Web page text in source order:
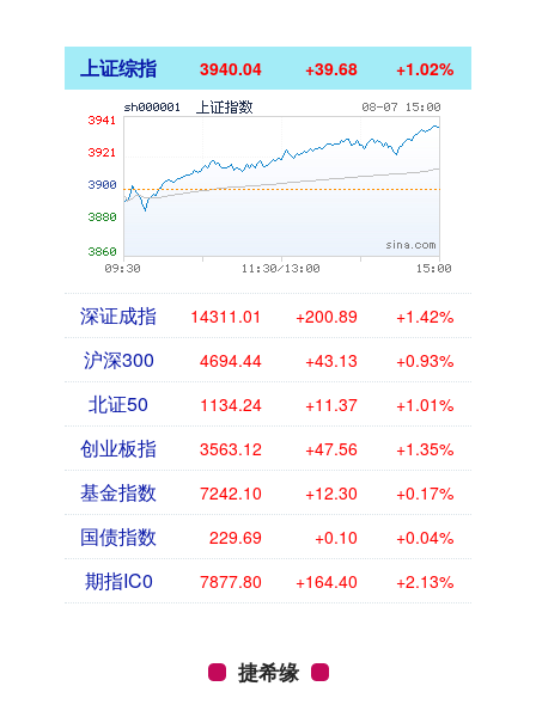
上证综指 3940.04 +39.68 +1.02%
深证成指 14311.01 +200.89 +1.42%
沪深300 4694.44 +43.13 +0.93%
北证50 1134.24 +11.37 +1.01%
创业板指 3563.12 +47.56 +1.35%
基金指数 7242.10 +12.30 +0.17%
国债指数 229.69 +0.10 +0.04%
期指IC0 7877.80 +164.40 +2.13%
捷希缘